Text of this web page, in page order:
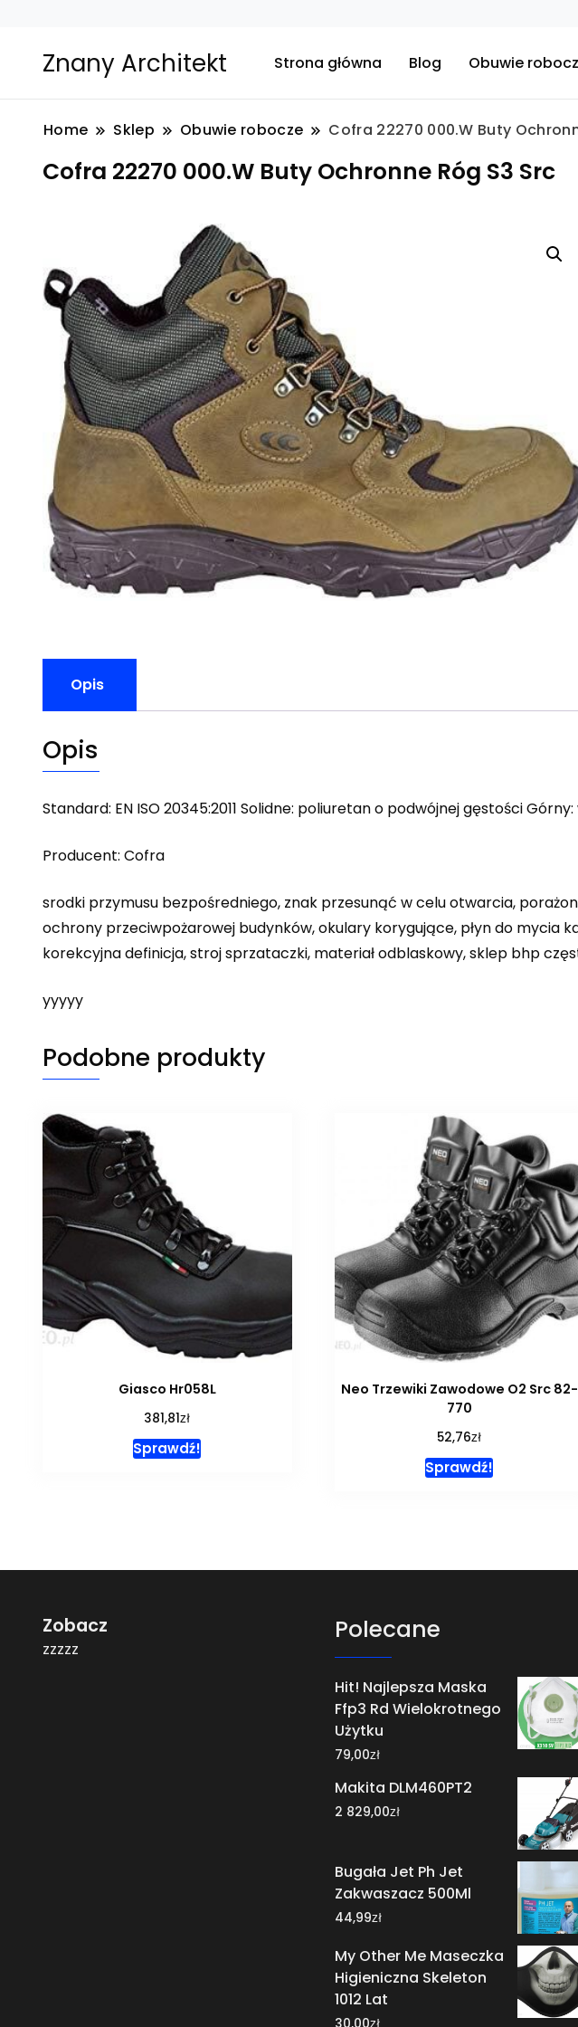
Znany Architekt Strona główna Blog Obuwie
Home Sklep Obuwie robocze Cofra 22270 000.W Buty
Cofra 22270 000.W Buty Ochronne Róg S3 Src
Opis
Opis
Standard: EN ISO 20345:2011 Solidne: poliuretan o podwójnej gęstości
Producent: Cofra
srodki przymusu bezpośredniego, znak przesunąć w celu otwarcia,
ochrony przeciwpożarowej budynków, okulary korygujące, płyn do
korekcyjna definicja, stroj sprzataczki, materiał odblaskowy, sklep bhp
yyyyy
Podobne produkty
Giasco Hr058L
381,81zł
Sprawdź!
Neo Trzewiki Zawodowe O2 Src 82-
770
52,76zł
Sprawdź!
Zobacz
zzzzz
Polecane
Hit! Najlepsza Maska
Ffp3 Rd Wielokrotnego
Użytku
79,00zł
Makita DLM460PT2
2 829,00zł
Bugała Jet Ph Jet
Zakwaszacz 500Ml
44,99zł
My Other Me Maseczka
Higieniczna Skeleton
1012 Lat
zł